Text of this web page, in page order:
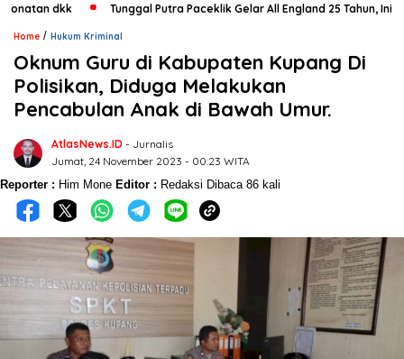
dkk Tunggal Putra Paceklik Gelar All England 25 Tahun, Ini Saran
Home / Hukum Kriminal
Oknum Guru di Kabupaten Kupang Di
Polisikan, Diduga Melakukan
Pencabulan Anak di Bawah Umur.
AtlasNews.ID - Jurnalis
Jumat, 24 November 2023 - 00:23 WITA
Reporter : Him Mone Editor : Redaksi Dibaca 86 kali